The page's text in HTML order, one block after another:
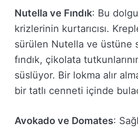
Nutella ve Fındık: Bu
krizlerinin kurtarıcısı.
sürülen Nutella ve üstüne
fındık, çikolata
süslüyor. Bir lokma alır
bir tatlı cenneti içinde
Avokado ve Domates: